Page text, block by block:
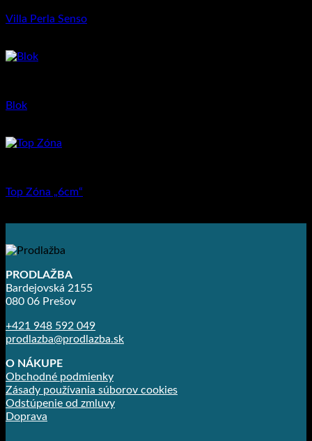
Villa Perla Senso
Blok
Top Zóna „6cm“
PRODLAŽBA
Bardejovská 2155
080 06 Prešov
+421 948 592 049
prodlazba@prodlazba.sk
O NÁKUPE
Obchodné podmienky
Zásady používania súborov cookies
Odstúpenie od zmluvy
Doprava